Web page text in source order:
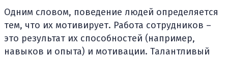
Одним словом, поведение людей определяется
тем, что их мотивирует. Работа сотрудников –
это результат их способностей (например,
навыков и опыта) и мотивации. Талантливый